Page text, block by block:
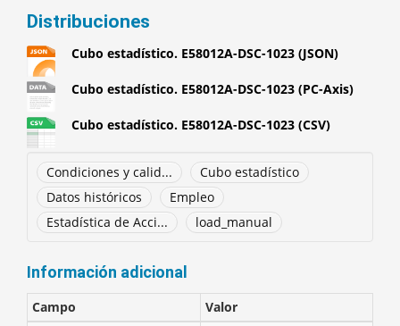
Distribuciones
Cubo estadístico. E58012A-DSC-1023 (JSON)
Cubo estadístico. E58012A-DSC-1023 (PC-Axis)
Cubo estadístico. E58012A-DSC-1023 (CSV)
Condiciones y calid...
Cubo estadístico
Datos históricos
Empleo
Estadística de Acci...
load_manual
Información adicional
Campo
Valor